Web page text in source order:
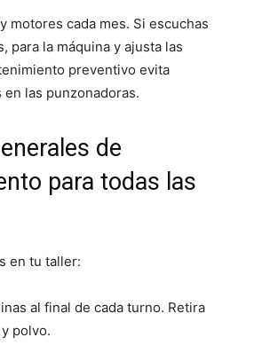
motores cada mes. Si escuchas
para la máquina y ajusta las
preventivo evita
las punzonadoras.
de
para todas las
en tu taller:
al final de cada turno. Retira
polvo.